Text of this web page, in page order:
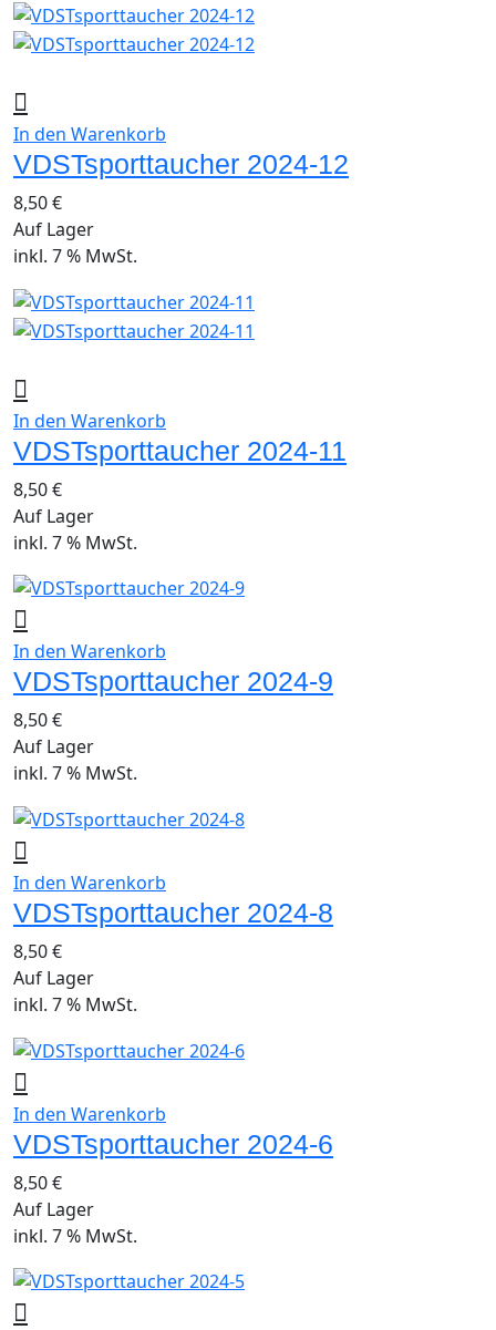
In den Warenkorb
VDSTsporttaucher 2024-12
8,50€
Auf Lager
inkl. 7 % MwSt.
In den Warenkorb
VDSTsporttaucher 2024-11
8,50€
Auf Lager
inkl. 7 % MwSt.
In den Warenkorb
VDSTsporttaucher 2024-9
8,50€
Auf Lager
inkl. 7 % MwSt.
In den Warenkorb
VDSTsporttaucher 2024-8
8,50€
Auf Lager
inkl. 7 % MwSt.
In den Warenkorb
VDSTsporttaucher 2024-6
8,50€
Auf Lager
inkl. 7 % MwSt.